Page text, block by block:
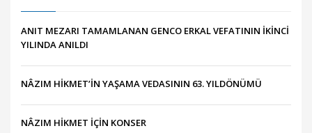
ANIT MEZARI TAMAMLANAN GENCO ERKAL VEFATININ İKİNCİ
YILINDA ANILDI
NÂZIM HİKMET’İN YAŞAMA VEDASININ 63. YILDÖNÜMÜ
NÂZIM HİKMET İÇİN KONSER